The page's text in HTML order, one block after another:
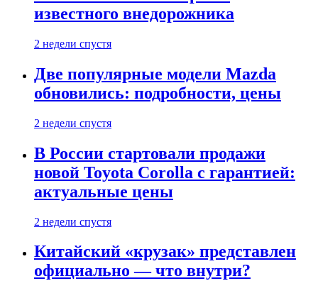
известного внедорожника
2 недели спустя
Две популярные модели Mazda
обновились: подробности, цены
2 недели спустя
В России стартовали продажи
новой Toyota Corolla с гарантией:
актуальные цены
2 недели спустя
Китайский «крузак» представлен
официально — что внутри?